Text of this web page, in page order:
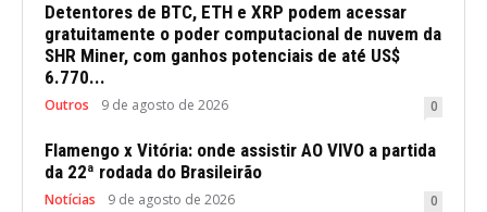
Detentores de BTC, ETH e XRP podem acessar
gratuitamente o poder computacional de nuvem da
SHR Miner, com ganhos potenciais de até US$
6.770...
Outros 9 de agosto de 2026 0
Flamengo x Vitória: onde assistir AO VIVO a partida
da 22ª rodada do Brasileirão
Notícias 9 de agosto de 2026 0